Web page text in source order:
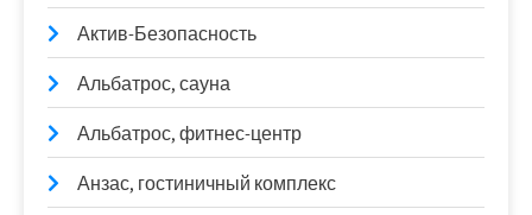
Актив-Безопасность
Альбатрос, сауна
Альбатрос, фитнес-центр
Анзас, гостиничный комплекс